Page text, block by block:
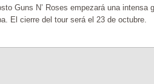
Guns N’ Roses empezará una intensa
El cierre del tour será el 23 de octubre.